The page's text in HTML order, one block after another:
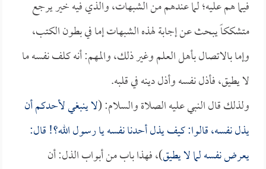
فيما هم عليه؛ لما عندهم من الشبهات، والذي فيه خير يرجع
متشككاً يبحث عن إجابة لهذه الشبهات إما في بطون الكتب،
وإما بالاتصال بأهل العلم وغير ذلك، والمهم: أنه كلف نفسه ما
لا يطيق، فأذل نفسه وأذل دينه في قلبه.
ولذلك قال النبي عليه الصلاة والسلام: (لا ينبغي لأحدكم أن
يذل نفسه، قالوا: كيف يذل أحدنا نفسه يا رسول الله؟! قال:
يعرض نفسه لما لا يطيق)، فهذا باب من أبواب الذل: أن